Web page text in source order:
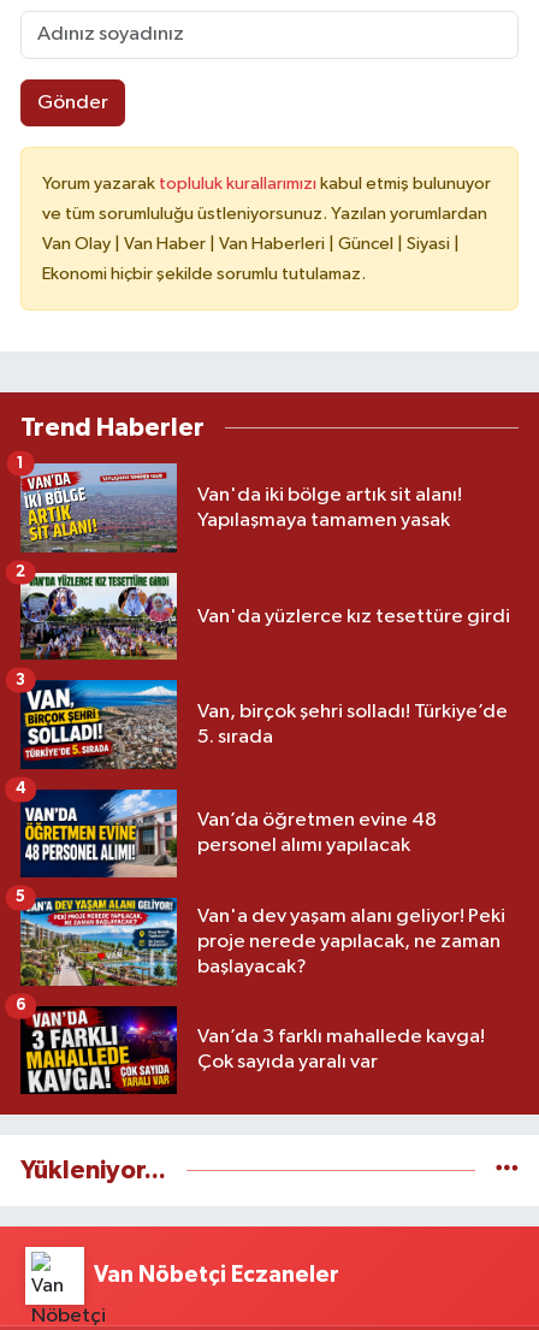
Gönder
Yorum yazarak topluluk kurallarımızı kabul etmiş bulunuyor
ve tüm sorumluluğu üstleniyorsunuz. Yazılan yorumlardan
Van Olay | Van Haber | Van Haberleri | Güncel | Siyasi |
Ekonomi hiçbir şekilde sorumlu tutulamaz.
Trend Haberler
Van'da iki bölge artık sit alanı!
Yapılaşmaya tamamen yasak
1
Van'da yüzlerce kız tesettüre girdi
2
Van, birçok şehri solladı! Türkiye’de
5. sırada
3
Van’da öğretmen evine 48
personel alımı yapılacak
4
Van'a dev yaşam alanı geliyor! Peki
proje nerede yapılacak, ne zaman
başlayacak?
5
Van’da 3 farklı mahallede kavga!
Çok sayıda yaralı var
6
Yükleniyor...
Van Nöbetçi Eczaneler